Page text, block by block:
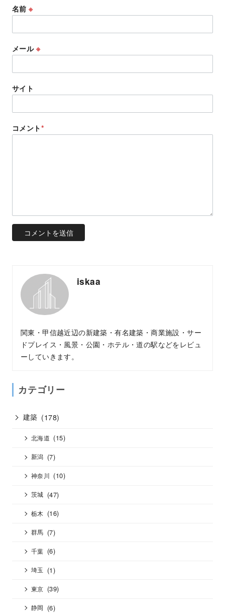
名前※
メール ※
サイト
コメント*
iskaa
関東・甲信越近辺の新建築・有名建築・商業施設・サー
ドプレイス・風景・公園・ホテル・道の駅などをレビュ
ーしていきます。
カテゴリー
建築 (178)
北海道 (15)
新潟 (7)
神奈川 (10)
茨城 (47)
栃木 (16)
群馬 (7)
千葉 (6)
埼玉 (1)
東京 (39)
静岡 (6)